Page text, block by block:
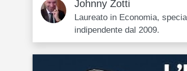
Johnny Zotti
Laureato in Economia,
indipendente dal 2009.